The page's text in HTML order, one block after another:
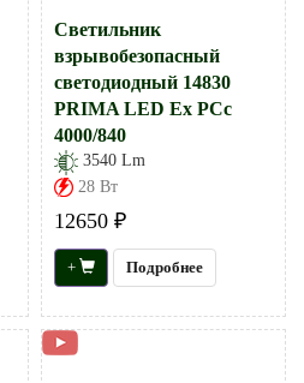
Светильник
взрывобезопасный
светодиодный 14830
PRIMA LED Ex PCc
4000/840
3540 Lm
28 Вт
12650 ₽
+ Подробнее